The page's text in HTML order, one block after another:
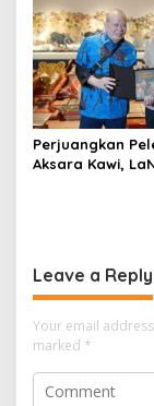
Perjuangkan
Aksara Kawi,
Leave a Reply
Your email
marked *